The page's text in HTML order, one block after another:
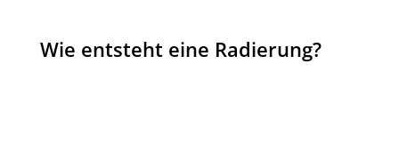
Wie entsteht eine Radierung?